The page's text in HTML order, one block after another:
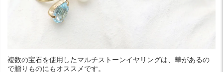
複数の宝石を使用したマルチストーンイヤリングは、華があるの
で贈りものにもオススメです。